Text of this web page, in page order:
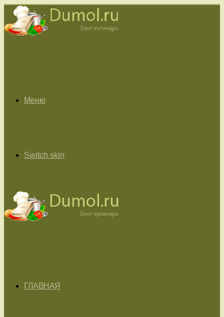
Меню
Switch skin
ГЛАВНАЯ